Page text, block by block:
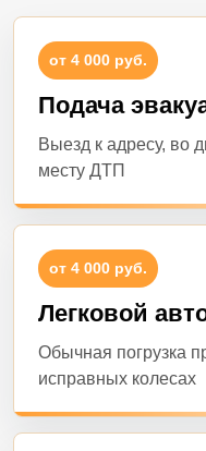
от 4 000 руб.
Подача
Выезд к адресу, во
месту ДТП
от 4 000 руб.
Легковой
Обычная погрузка
исправных колесах